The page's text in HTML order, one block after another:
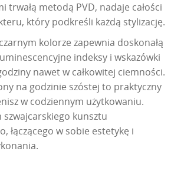
trwałą metodą PVD, nadaje całości
który podkreśli każdą stylizację.
kolorze zapewnia doskonałą
indeksy i wskazówki
nawet w całkowitej ciemności.
na godzinie szóstej to praktyczny
w codziennym użytkowaniu.
szwajcarskiego kunsztu
łączącego w sobie estetykę i